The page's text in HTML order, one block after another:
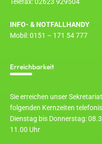
Telefax: 02623 929504
INFO- & NOTFALLHANDY
Mobil: 0151 – 171 54 777
Erreichbarkeit
Sie erreichen unser
folgenden Kernzeiten
Dienstag bis Donnerstag:
11.00 Uhr